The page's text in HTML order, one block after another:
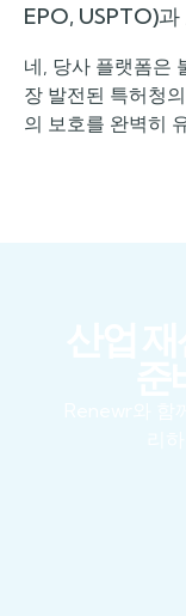
EPO, USPTO)
네, 당사 플랫폼은
장 발전된 특허청
의 보호를 완벽히